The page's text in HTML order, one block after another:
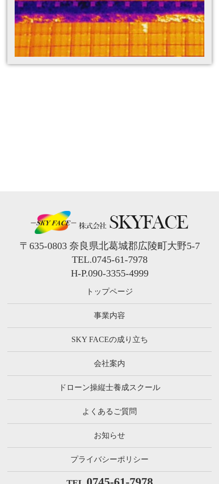
〒635-0803 奈良県北葛城郡広陵町大野5-7
TEL.0745-61-7978
H-P.090-3355-4999
トップページ
事業内容
SKY FACEの成り立ち
会社案内
ドローン操縦士養成スクール
よくあるご質問
お知らせ
プライバシーポリシー